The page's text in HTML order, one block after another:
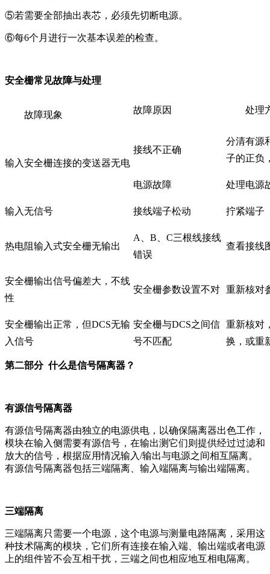
⑤若需要全部抽出表芯，必须先切断电源。
⑥每6个月进行一次基本误差的检查。
安全栅常见故障与处理
故障现象 故障原因 处理
输入安全栅连接的变送器无电
接线不正确
分清有源
子的正负
电源故障 处理电源
输入无信号 接线端子松动 拧紧端子
热电阻输入式安全栅无输出
A、B、C三根线接线
错误
查看接线
安全栅输出信号偏差大，不线
性
安全栅参数设置不对 重新核对
安全栅输出正常，但DCS无输
入信号
安全栅与DCS之间信
号不匹配
重新核对
换，或重
第二部分 什么是信号隔离器？
有源信号隔离器
有源信号隔离器由独立的电源供电，以确保隔离器出色工作，
模块在输入侧需要有源信号，在输出测它们则提供经过过滤和
放大的信号，根据应用情况输入/输出与电源之间相互隔离。
有源信号隔离器包括三端隔离、输入端隔离与输出端隔离。
三端隔离
三端隔离只需要一个电源，这个电源与测量电路隔离，采用这
种技术隔离的模块，它们所有连接在输入端、输出端或者电源
上的组件皆不会互相干扰，三端之间也相应地互相电隔离。